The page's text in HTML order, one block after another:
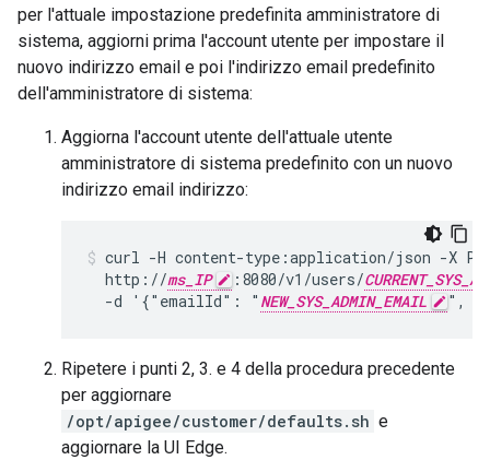
per l'attuale impostazione predefinita amministratore di
sistema, aggiorni prima l'account utente per impostare il
nuovo indirizzo email e poi l'indirizzo email predefinito
dell'amministratore di sistema:
Aggiorna l'account utente dell'attuale utente
amministratore di sistema predefinito con un nuovo
indirizzo email indirizzo:
curl -H content-type:application/json -X
  http://
ms_IP :8080/v1/users/
  -d '{"emailId": "
NEW_SYS_ADMIN_EMAIL ",
Ripetere i punti 2, 3. e 4 della procedura precedente
per aggiornare
/opt/apigee/customer/defaults.sh e
aggiornare la UI Edge.